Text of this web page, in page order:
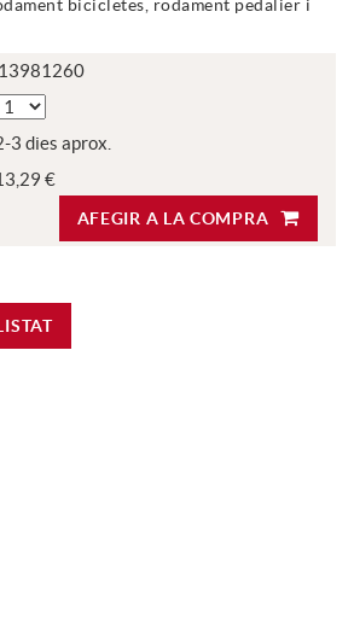
bicicletes, rodament pedalier i
13981260
3 dies aprox.
€
AFEGIR A LA COMPRA